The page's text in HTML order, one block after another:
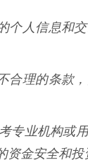
个人信息和
合理的条款
专业机构或
金安全和投